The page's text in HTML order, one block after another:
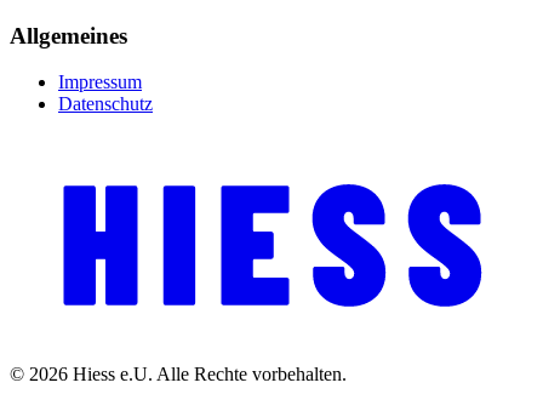
Allgemeines
Impressum
Datenschutz
© 2026 Hiess e.U. Alle Rechte vorbehalten.